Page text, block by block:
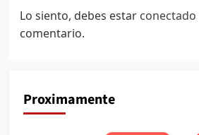
Lo siento, debes estar conectado
comentario.
Proximamente